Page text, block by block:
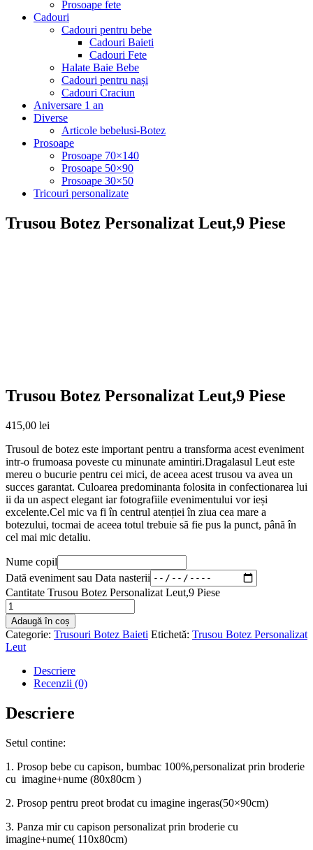
Prosoape fete
Cadouri
Cadouri pentru bebe
Cadouri Baieti
Cadouri Fete
Halate Baie Bebe
Cadouri pentru nași
Cadouri Craciun
Aniversare 1 an
Diverse
Articole bebelusi-Botez
Prosoape
Prosoape 70×140
Prosoape 50×90
Prosoape 30×50
Tricouri personalizate
Trusou Botez Personalizat Leut,9 Piese
Trusou Botez Personalizat Leut,9 Piese
415,00 lei
Trusoul de botez este important pentru a transforma acest eveniment
intr-o frumoasa poveste cu minunate amintiri.Dragalasul Leut este
mereu o bucurie pentru cei mici, de aceea acest trusou va avea un
succes garantat. Culoarea predominanta folosita in confectionarea lui
ii da un aspect elegant iar fotografiile evenimentului vor ieși
excelente.Cel mic va fi în centrul atenției în ziua cea mare a
botezului, tocmai de aceea totul trebuie să fie pus la punct, până în
cel mai mic detaliu.
Nume copil
Dată eveniment sau Data nasterii
Cantitate Trusou Botez Personalizat Leut,9 Piese
Adaugă în coș
Categorie: Trusouri Botez Baieti Etichetă: Trusou Botez Personalizat
Leut
Descriere
Recenzii (0)
Descriere
Setul contine:
1. Prosop bebe cu capison, bumbac 100%,personalizat prin broderie
cu imagine+nume (80x80cm )
2. Prosop pentru preot brodat cu imagine ingeras(50×90cm)
3. Panza mir cu capison personalizat prin broderie cu
imagine+nume( 110x80cm)